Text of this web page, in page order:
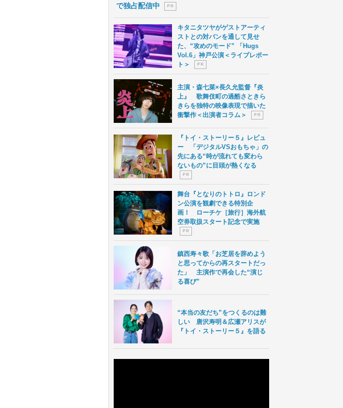
で独占配信中
P R
キタニタツヤがゲストアーティ
ストとの対バンを通して見せ
た、“攻めのモード” 「Hugs
Vol.6」神戸公演＜ライブレポー
ト＞
P R
主演・森七菜×長久允監督『炎
上』 歌舞伎町の過酷さときら
きらを独特の映像表現で描いた
衝撃作＜出演者コラム＞
P R
『トイ・ストーリー５』レビュ
ー 「デジタルVSおもちゃ」の
先にある“時が流れても変わら
ないもの”に目頭が熱くなる
P R
舞台『となりのトトロ』ロンド
ン公演を観劇できる特別企
画！ ローチケ［旅行］海外航
空券取扱スタート記念で実施
P R
鎮西寿々歌「お芝居を辞めよう
と思ってからの再スタートだっ
た」 主演作で再会した“演じ
る喜び”
“本当の友だち”をつくるのは難
しい 唐沢寿明＆広瀬アリスが
『トイ・ストーリー５』を語る